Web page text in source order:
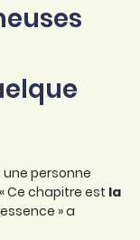
personne
Ce chapitre est la
» a